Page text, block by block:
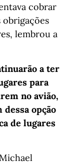
cobrar
obrigações
lembrou a
a ter
para
no avião,
opção
de lugares